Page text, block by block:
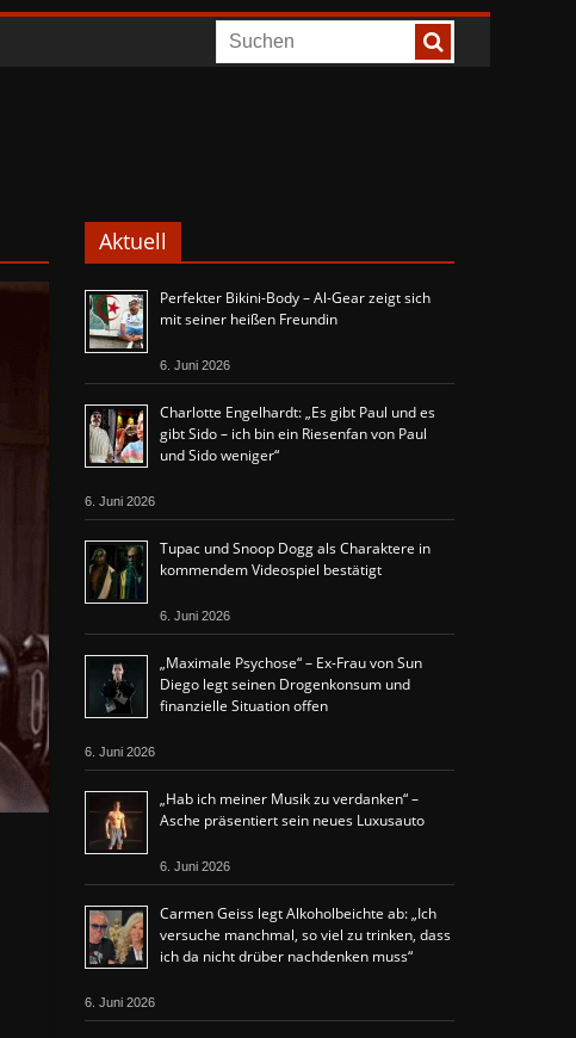
Aktuell
Perfekter Bikini-Body – Al-Gear zeigt sich
mit seiner heißen Freundin
6. Juni 2026
Charlotte Engelhardt: „Es gibt Paul und es
gibt Sido – ich bin ein Riesenfan von Paul
und Sido weniger“
6. Juni 2026
Tupac und Snoop Dogg als Charaktere in
kommendem Videospiel bestätigt
6. Juni 2026
„Maximale Psychose“ – Ex-Frau von Sun
Diego legt seinen Drogenkonsum und
finanzielle Situation offen
6. Juni 2026
„Hab ich meiner Musik zu verdanken“ –
Asche präsentiert sein neues Luxusauto
6. Juni 2026
Carmen Geiss legt Alkoholbeichte ab: „Ich
versuche manchmal, so viel zu trinken, dass
ich da nicht drüber nachdenken muss“
6. Juni 2026